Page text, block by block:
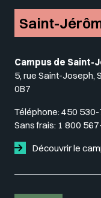
Saint-
Campus de Saint-
5, rue Saint-Joseph,
0B7
Téléphone: 450
Sans frais: 1 800
Découvrir le